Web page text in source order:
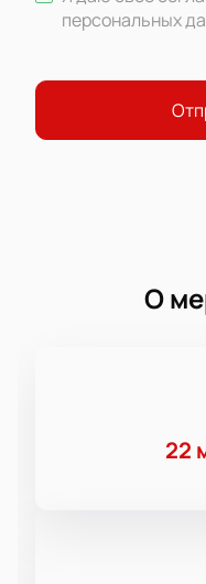
персональных
О
22